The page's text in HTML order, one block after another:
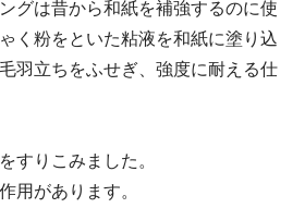
グは昔から和紙を補強するのに使
く粉をといた粘液を和紙に塗り込
羽立ちをふせぎ、強度に耐える仕
すりこみました。
用があります。